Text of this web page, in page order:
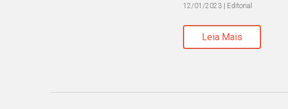
12/01/2023 | Editorial
Leia Mais